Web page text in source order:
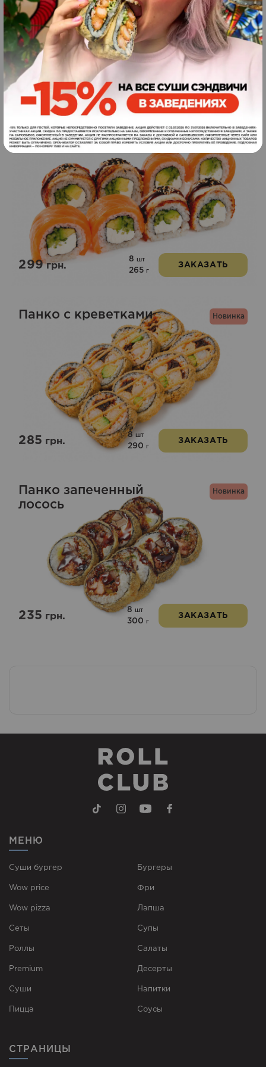
225 грн.
8шт
230г
ЗАКАЗАТЬ
Новинка
Фила дуэт
299грн.
8 шт
265 г
ЗАКАЗАТЬ
Новинка
Панко с креветками
285грн.
8 шт
290 г
ЗАКАЗАТЬ
Новинка
Панко запеченный
лосось
235грн.
8 шт
300 г
ЗАКАЗАТЬ
МЕНЮ
Суши бургер
Wow price
Wow pizza
Сеты
Роллы
Premium
Суши
Пицца
Бургеры
Фри
Лапша
Супы
Cалаты
Десерты
Напитки
Соусы
СТРАНИЦЫ